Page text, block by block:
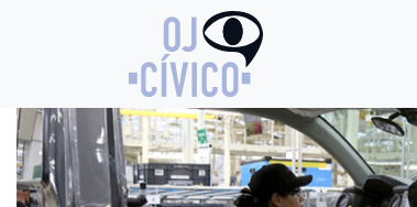
Archivo de etiquetas: